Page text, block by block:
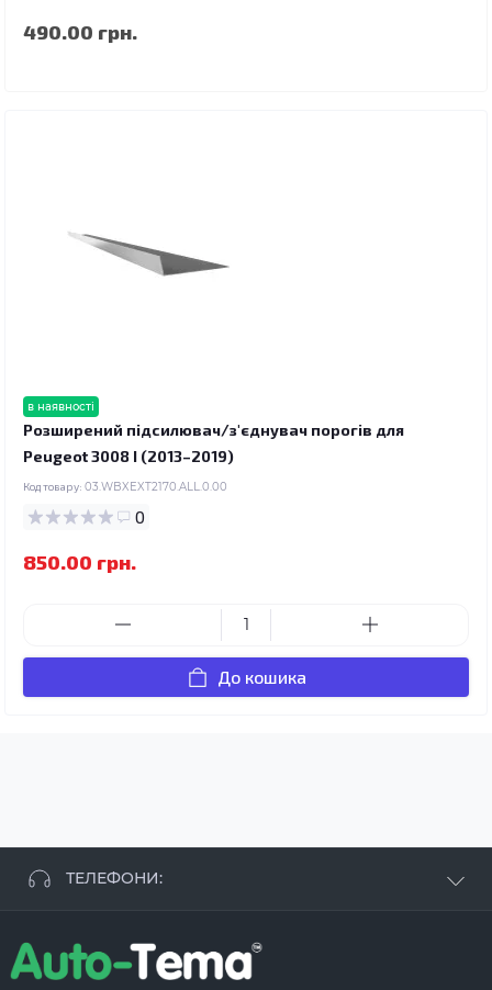
490.00 грн.
в наявності
Розширений підсилювач/з'єднувач порогів для
Peugeot 3008 I (2013–2019)
Код товару: 03.WBXEXT2170.ALL.0.00
0
850.00 грн.
До кошика
ТЕЛЕФОНИ:
+38 096 250 84 38
+38 099 657 61 50